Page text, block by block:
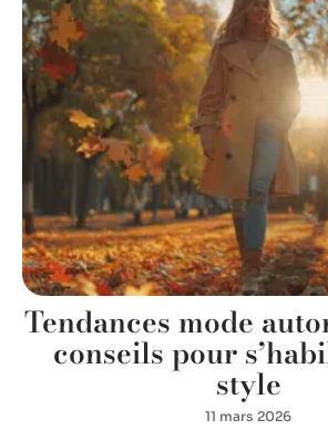
Tendances mode
conseils pour
style
11 mars 2026